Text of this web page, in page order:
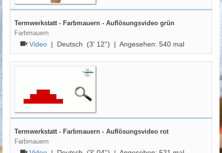
Termwerkstatt - Farbmauern - Auflösungsvideo grün
Farbmauern
Video| Deutsch (3' 12'') | Angesehen: 540mal
Termwerkstatt - Farbmauern - Auflösungsvideo rot
Farbmauern